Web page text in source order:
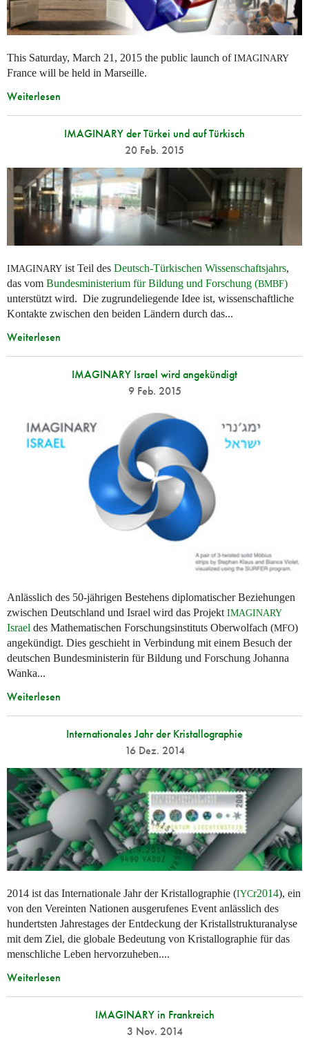
This Saturday, March 21, 2015 the public launch ofIMAGINARY
France will be held in Marseille.
Weiterlesen
IMAGINARY der Türkei und auf Türkisch
20 Feb. 2015
IMAGINARY ist Teil des Deutsch-Türkischen Wissenschaftsjahrs,
das vom Bundesministerium für Bildung und Forschung (BMBF)
unterstützt wird. Die zugrundeliegende Idee ist, wissenschaftliche
Kontakte zwischen den beiden Ländern durch das...
Weiterlesen
IMAGINARY Israel wird angekündigt
9 Feb. 2015
Anlässlich des 50-jährigen Bestehens diplomatischer Beziehungen
zwischen Deutschland und Israel wird das Projekt IMAGINARY
Israel des Mathematischen Forschungsinstituts Oberwolfach (MFO)
angekündigt. Dies geschieht in Verbindung mit einem Besuch der
deutschen Bundesministerin für Bildung und Forschung Johanna
Wanka...
Weiterlesen
Internationales Jahr der Kristallographie
16 Dez. 2014
2014 ist das Internationale Jahr der Kristallographie (IYCr2014), ein
von den Vereinten Nationen ausgerufenes Event anlässlich des
hundertsten Jahrestages der Entdeckung der Kristallstrukturanalyse
mit dem Ziel, die globale Bedeutung von Kristallographie für das
menschliche Leben hervorzuheben....
Weiterlesen
IMAGINARY in Frankreich
3 Nov. 2014